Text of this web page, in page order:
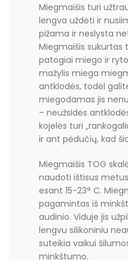
Miegmaišis turi
lengva uždėti ir
pižama ir neslysta
Miegmaišis sukurtas
patogiai miego ir
mažylis miega
antklodės, todėl
miegodamas jis
– neužsidės
kojelės turi
ir ant pėdučių, kad
Miegmaišis TOG
naudoti ištisus
esant 15-23° C.
pagamintas iš
audinio. Viduje jis
lengvu silikoniniu
suteikia vaikui
minkštumo.